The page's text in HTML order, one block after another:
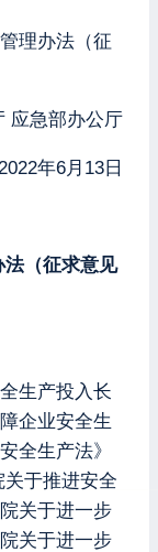
理办法（征
应急部办公厅
2022年6月13日
（征求意见
生产投入长
企业安全生
全生产法》
关于推进安全
关于进一步
关于进一步